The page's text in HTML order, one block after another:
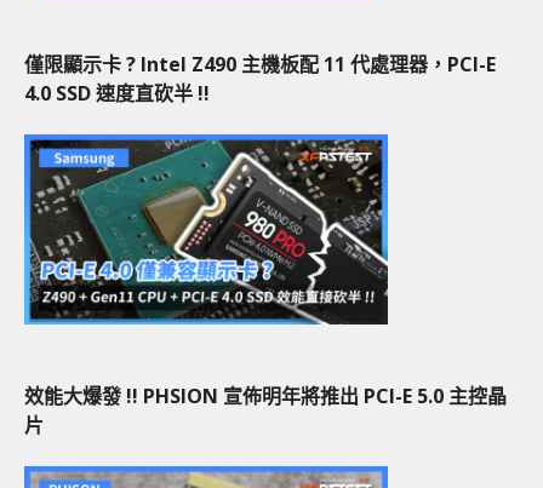
僅限顯示卡 ? Intel Z490 主機板配 11 代處理器，PCI-E
4.0 SSD 速度直砍半 !!
效能大爆發 !! PHSION 宣佈明年將推出 PCI-E 5.0 主控晶
片